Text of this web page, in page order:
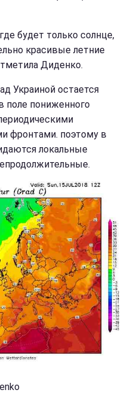
будет только солнце,
красивые летние
Диденко.
Украиной остается
поле пониженного
фронтами. поэтому в
локальные